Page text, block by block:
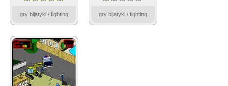
gry bijatyki / fighting gry bijatyki / fighting